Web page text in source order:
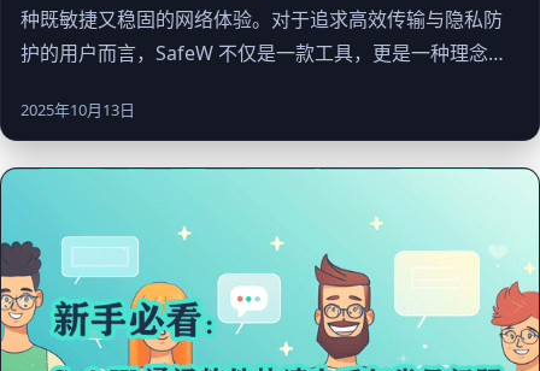
种既敏捷又稳固的网络体验。对于追求高效传输与隐私防
护的用户而言，SafeW 不仅是一款工具，更是一种理念：
2025年10月13日